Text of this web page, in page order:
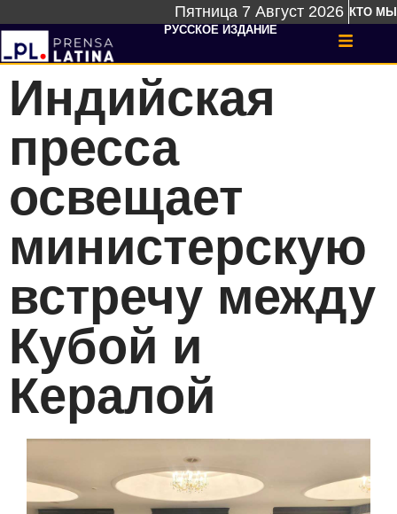
Пятница 7 Август 2026 КТО МЫ
РУССКОЕ ИЗДАНИЕ
Индийская
пресса
освещает
министерскую
встречу между
Кубой и
Кералой